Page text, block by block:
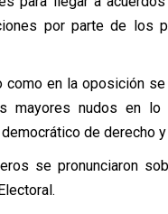
por parte de los
en la oposición
mayores nudos en
de derecho
se pronunciaron